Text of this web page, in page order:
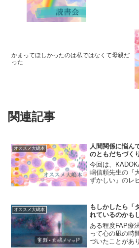
かまってほしかったのは私ではなくて母親だ
った
関連記事
オススメ大嶋本
人間関係に悩ん
のともだちづく
今回は、
嶋信頼先生の『
ずかしい』のレ
む本』の復刻版
って、どう作れ
オススメ大嶋本
もしかしたら「
れているのかも
ある程度FAP療
って心の凪の時
づいたことがあ